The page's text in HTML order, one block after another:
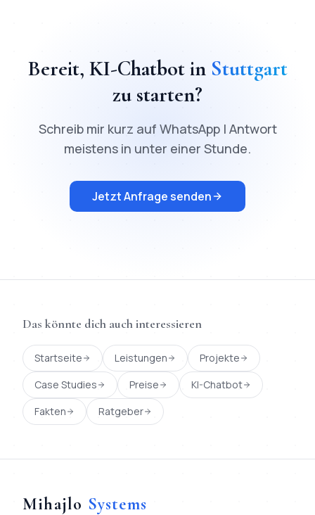
Bereit, KI-Chatbotin Stuttgart
zu starten?
Schreib mir kurz auf WhatsApp | Antwort
meistens in unter einer Stunde.
Jetzt Anfrage senden
Das könnte dich auch interessieren
Startseite Leistungen
Projekte
Case Studies
Preise
KI-Chatbot
Fakten
Ratgeber
Mihajlo Systems